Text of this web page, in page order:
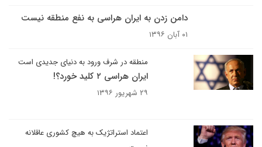
دامن زدن به ایران هراسی به نفع منطقه نیست
۰۱ آبان ۱۳۹۶
منطقه در شرف ورود به دنیای جدیدی است
ایران‌ هراسی ۲ کلید خورد؟!
۲۹ شهریور ۱۳۹۶
اعتماد استراتژیک به هیچ کشوری عاقلانه